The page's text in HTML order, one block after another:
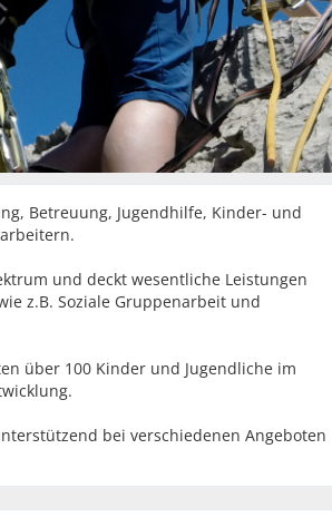
Betreuung, Jugendhilfe, Kinder- und
und deckt wesentliche Leistungen
z.B. Soziale Gruppenarbeit und
über 100 Kinder und Jugendliche im
bei verschiedenen Angeboten